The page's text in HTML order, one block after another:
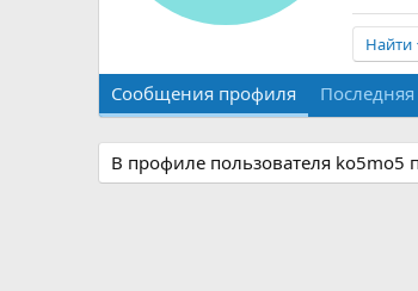
Найти
Сообщения профиля
В профиле пользователя ko5mo5